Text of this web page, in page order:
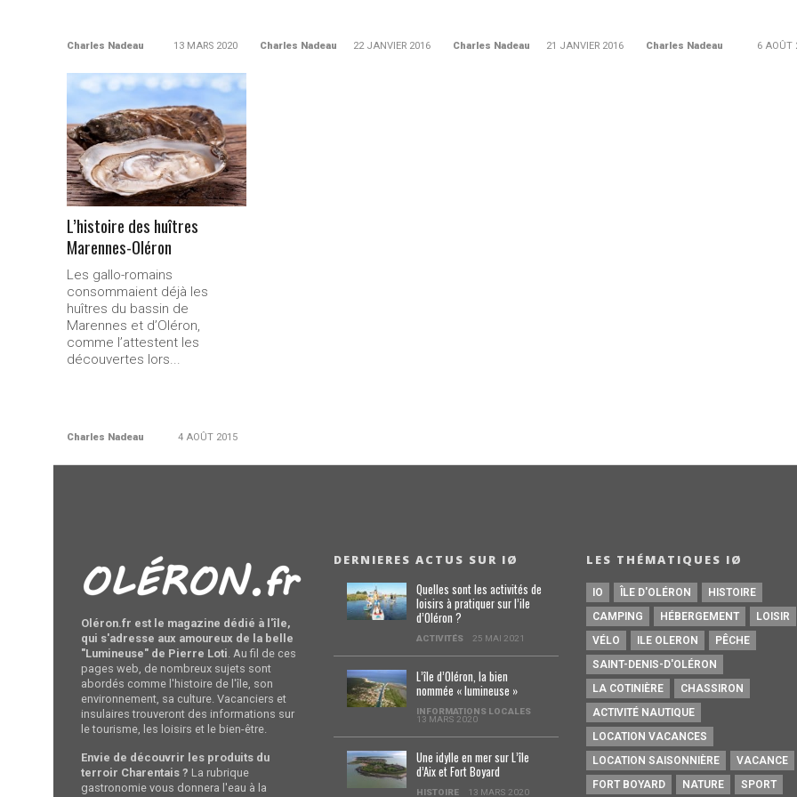
Charles Nadeau 13 MARS 2020 Charles Nadeau 22 JANVIER 2016 Charles Nadeau 21 JANVIER 2016 Charles Nadeau 6 AOÛT
LIRE LA
SUITE...
L’histoire des huîtres
Marennes-0léron
Les gallo-romains
consommaient déjà les
huîtres du bassin de
Marennes et d’Oléron,
comme l’attestent les
découvertes lors...
Charles Nadeau 4 AOÛT 2015
Oléron.fr est le magazine dédié à l'île,
qui s'adresse aux amoureux de la belle
"Lumineuse" de Pierre Loti. Au fil de ces
pages web, de nombreux sujets sont
abordés comme l'histoire de l'île, son
environnement, sa culture. Vacanciers et
insulaires trouveront des informations sur
le tourisme, les loisirs et le bien-être.
Envie de découvrir les produits du
terroir Charentais ? La rubrique
gastronomie vous donnera l'eau à la
DERNIERES ACTUS SUR IØ
Quelles sont les activités de
loisirs à pratiquer sur l’ile
d’Oléron ?
ACTIVITÉS 25 MAI 2021
L’île d’Oléron, la bien
nommée « lumineuse »
INFORMATIONS LOCALES
13 MARS 2020
Une idylle en mer sur L’île
d’Aix et Fort Boyard
HISTOIRE 13 MARS 2020
LES THÉMATIQUES IØ
IO ÎLE D'OLÉRON
HISTOIRE
CAMPING
HÉBERGEMENT
LOISIR
VÉLO
ILE OLERON
PÊCHE
SAINT-DENIS-D'OLÉRON
LA COTINIÈRE
CHASSIRON
ACTIVITÉ NAUTIQUE
LOCATION VACANCES
LOCATION SAISONNIÈRE
VACANCE
FORT BOYARD
NATURE SPORT